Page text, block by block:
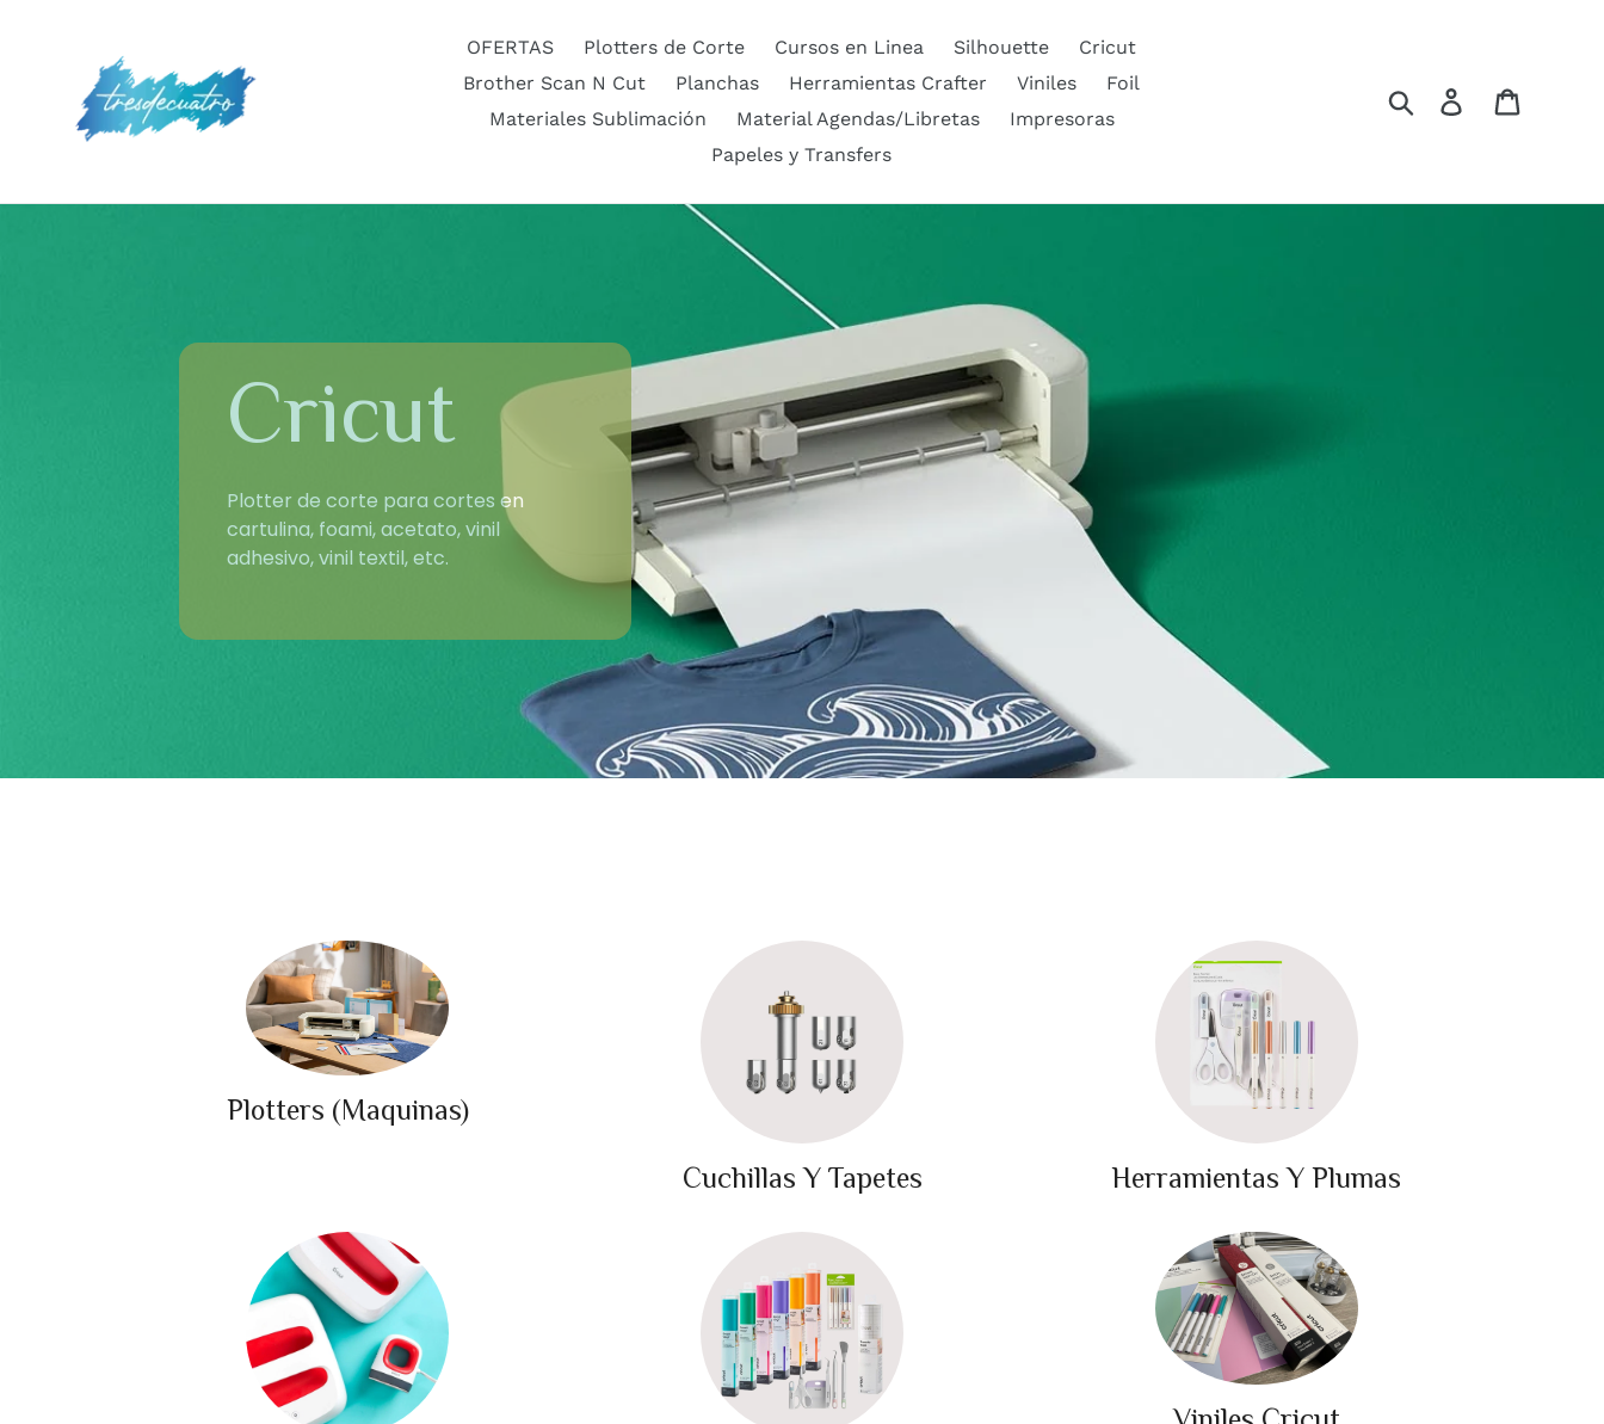
contenido
OFERTAS Plotters de Corte Cursos en Linea Silhouette
Cricut
Brother Scan N Cut
Planchas Herramientas Crafter Viniles
Foil
Materiales Sublimación
Material Agendas/Libretas
Impresoras
Papeles y Transfers
Buscar Ingresar
Cricut
Plotter de corte para cortes en
cartulina, foami, acetato, vinil
adhesivo, vinil textil, etc.
Plotters (Maquinas)
Cuchillas Y Tapetes Herramientas Y Plumas